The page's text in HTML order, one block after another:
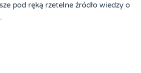
pod ręką rzetelne źródło wiedzy o